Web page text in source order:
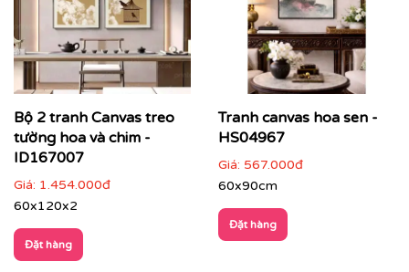
Bộ 2 tranh Canvas treo
tường hoa và chim -
ID167007
Giá: 1.454.000đ
60x120x2
Đặt hàng
Tranh canvas hoa sen -
HS04967
Giá: 567.000đ
60x90cm
Đặt hàng